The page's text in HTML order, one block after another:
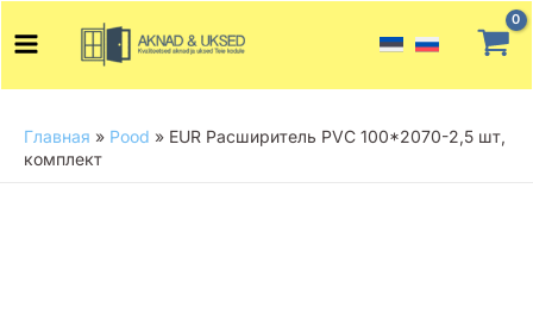
содержимому
Menu
Главная » Pood » EUR Расширитель PVC 100*2070-2,5 шт,
комплект